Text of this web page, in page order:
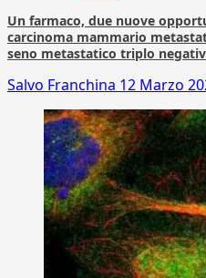
Un farmaco, due nuove
carcinoma mammario
seno metastatico triplo
Salvo Franchina 12 Marzo